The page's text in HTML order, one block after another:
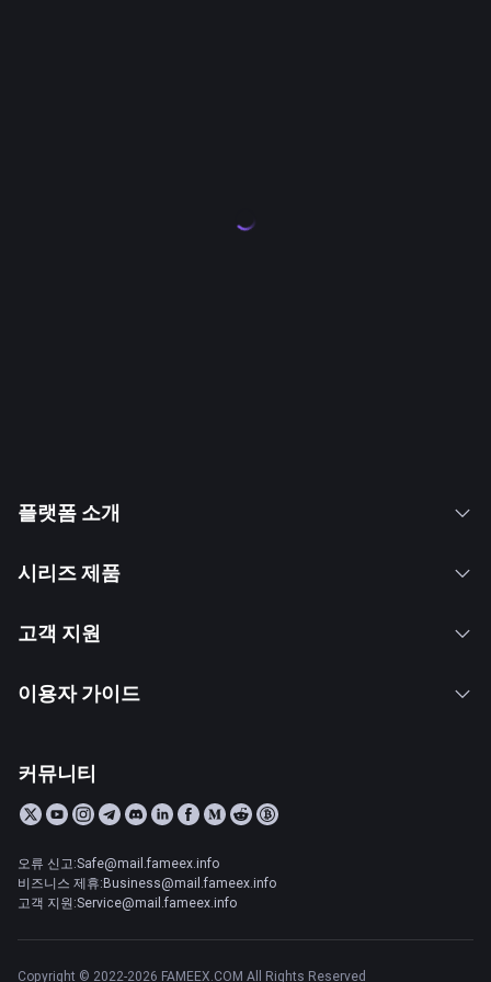
플랫폼 소개
시리즈 제품
고객 지원
이용자 가이드
커뮤니티
오류 신고:Safe@mail.fameex.info
비즈니스 제휴:Business@mail.fameex.info
고객 지원:Service@mail.fameex.info
Copyright © 2022-2026 FAMEEX.COM All Rights Reserved